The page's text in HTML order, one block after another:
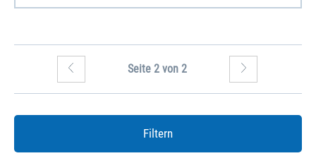
Seite 2 von 2
Filtern